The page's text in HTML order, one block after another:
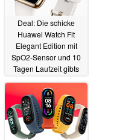
Deal: Die schicke
Huawei Watch Fit
Elegant Edition mit
SpO2-Sensor und 10
Tagen Laufzeit gibts
aktuell für nur 79 Euro
05.05.2021